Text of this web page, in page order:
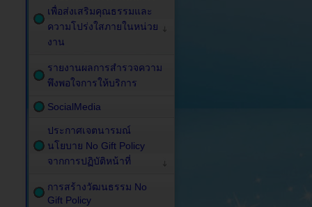
เพื่อส่งเสริมคุณธรรมและ
ความโปร่งใสภายในหน่วย
งาน
รายงานผลการสำรวจความ
พึงพอใจการให้บริการ
SocialMedia
ประกาศเจตนารมณ์
นโยบาย No Gift Policy
จากการปฏิบัติหน้าที่
การสร้างวัฒนธรรม No
Gift Policy